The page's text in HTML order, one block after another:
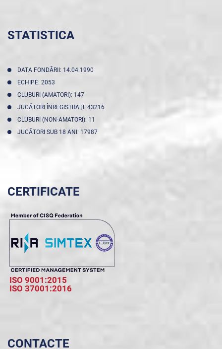
STATISTICA
DATA FONDĂRII: 14.04.1990
ECHIPE: 2053
CLUBURI (AMATORI): 147
JUCĂTORI ÎNREGISTRAŢI: 43216
CLUBURI (NON-AMATORI): 11
JUCĂTORI SUB 18 ANI: 17987
CERTIFICATE
ISO 9001:2015
ISO 37001:2016
CONTACTE